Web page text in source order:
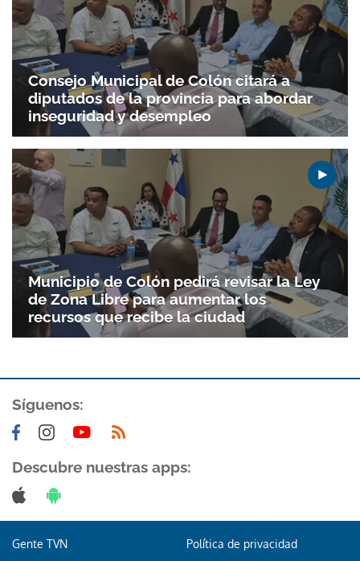
Gracias por suscribirte a nuestro boletín.
Consejo Municipal de Colón citará a
diputados de la provincia para abordar
inseguridad y desempleo
Municipio de Colón pedirá revisar la Ley
de Zona Libre para aumentar los
recursos que recibe la ciudad
Síguenos:
Descubre nuestras apps:
Gente TVN Política de privacidad